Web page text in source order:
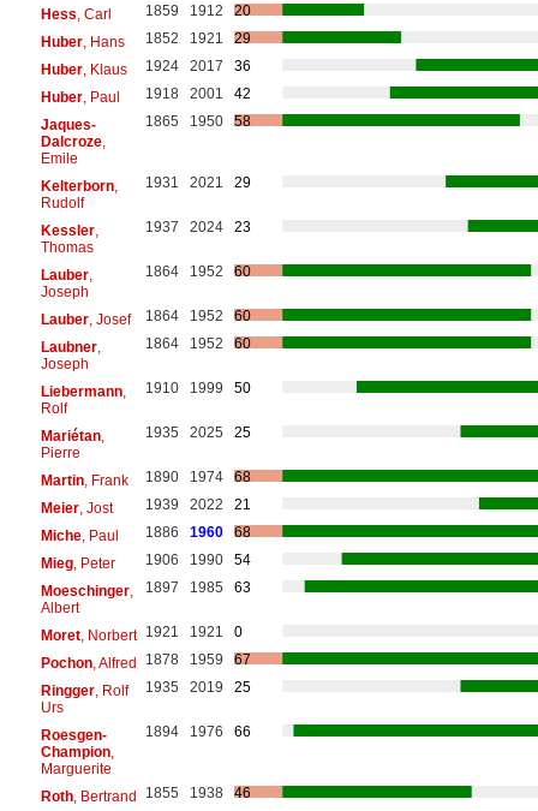
Hess, Carl 1859 1912
20
Huber, Hans 1852 1921
29
Huber, Klaus 1924 2017
36
Huber, Paul 1918 2001
42
Jaques-
Dalcroze,
Emile
1865 1950 58
Kelterborn,
Rudolf
1931 2021 29
Kessler,
Thomas
1937 2024 23
Lauber,
Joseph
1864 1952 60
Lauber, Josef 1864 1952
60
Laubner,
Joseph
1864 1952 60
Liebermann,
Rolf
1910 1999 50
Mariétan,
Pierre
1935 2025 25
Martin, Frank 1890 1974
68
Meier, Jost 1939 2022
21
Miche, Paul 1886 1960
68
Mieg, Peter 1906 1990
54
Moeschinger,
Albert
1897 1985 63
Moret, Norbert 1921 1921
0
Pochon, Alfred 1878 1959
67
Ringger, Rolf
Urs
1935 2019 25
Roesgen-
Champion,
Marguerite
1894 1976 66
Roth, Bertrand 1855 1938
46